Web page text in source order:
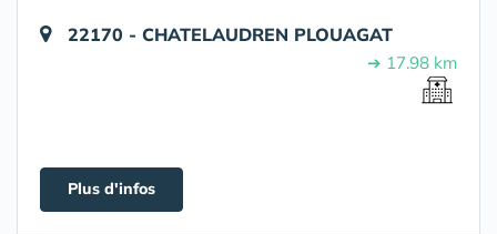
22170 - CHATELAUDREN PLOUAGAT
➔ 17.98 km
Plus d'infos